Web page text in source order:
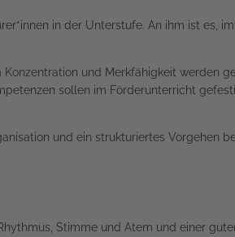
in der Unterstufe. An ihm ist es,
und Merkfähigkeit werden
sollen im Förderunterricht
und ein strukturiertes Vorgehen
Stimme und Atem und einer